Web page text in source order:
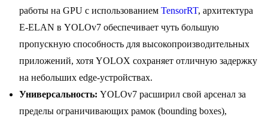
работы на GPU с использованием TensorRT, архитектура
E-ELAN в YOLOv7 обеспечивает чуть большую
пропускную способность для высокопроизводительных
приложений, хотя YOLOX сохраняет отличную задержку
на небольших edge-устройствах.
Универсальность: YOLOv7 расширил свой арсенал за
пределы ограничивающих рамок (bounding boxes),